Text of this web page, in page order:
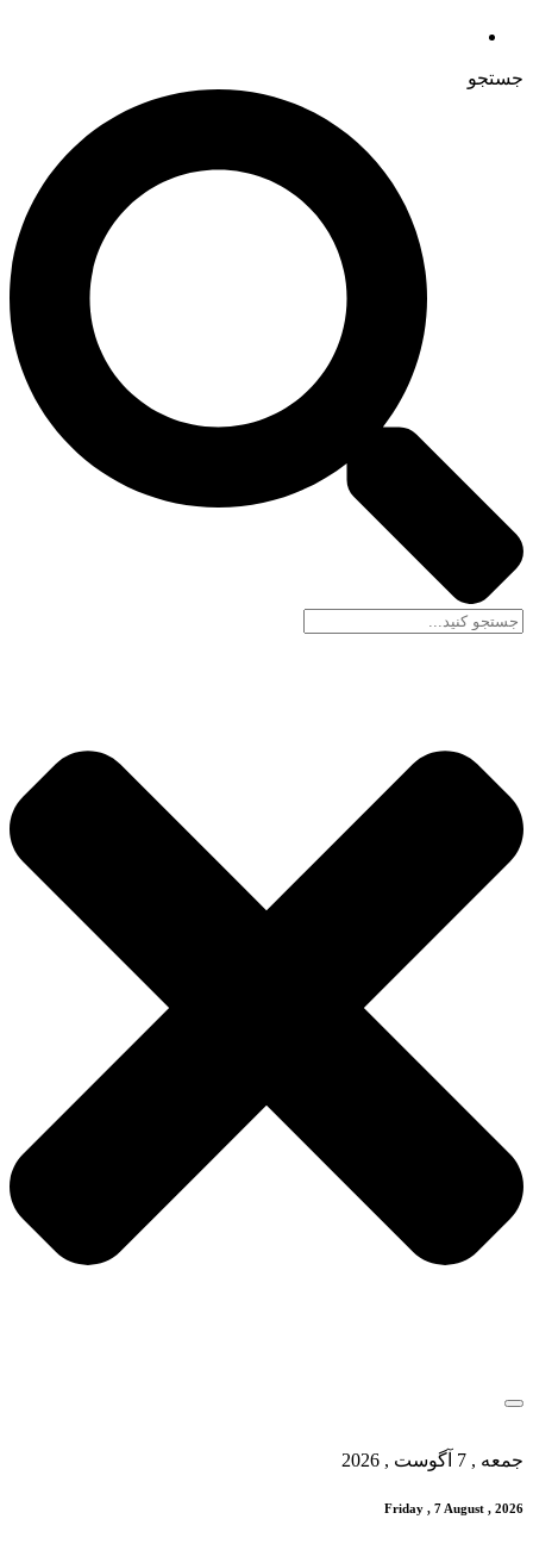
جستجو
جمعه , 7 آگوست , 2026
Friday , 7 August , 2026